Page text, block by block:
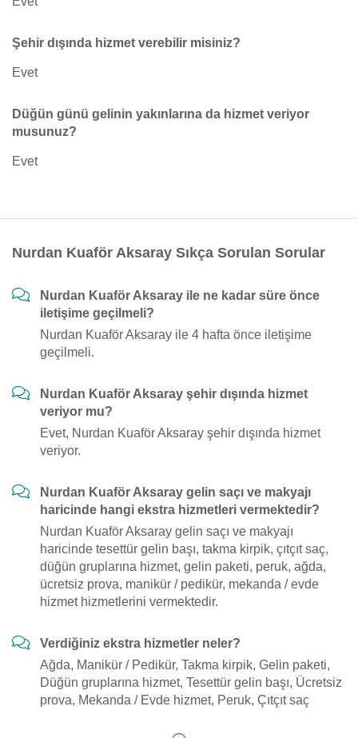
Şehir dışında hizmet verebilir misiniz?
Evet
Düğün günü gelinin yakınlarına da hizmet veriyor
musunuz?
Evet
Nurdan Kuaför Aksaray Sıkça Sorulan Sorular
Nurdan Kuaför Aksaray ile ne kadar süre önce
iletişime geçilmeli?
Nurdan Kuaför Aksaray ile 4 hafta önce iletişime
geçilmeli.
Nurdan Kuaför Aksaray şehir dışında hizmet
veriyor mu?
Evet, Nurdan Kuaför Aksaray şehir dışında hizmet
veriyor.
Nurdan Kuaför Aksaray gelin saçı ve makyajı
haricinde hangi ekstra hizmetleri vermektedir?
Nurdan Kuaför Aksaray gelin saçı ve makyajı
haricinde tesettür gelin başı, takma kirpik, çıtçıt saç,
düğün gruplarına hizmet, gelin paketi, peruk, ağda,
ücretsiz prova, manikür / pedikür, mekanda / evde
hizmet hizmetlerini vermektedir.
Verdiğiniz ekstra hizmetler neler?
Ağda, Manikür / Pedikür, Takma kirpik, Gelin paketi,
Düğün gruplarına hizmet, Tesettür gelin başı, Ücretsiz
prova, Mekanda / Evde hizmet, Peruk, Çıtçıt saç